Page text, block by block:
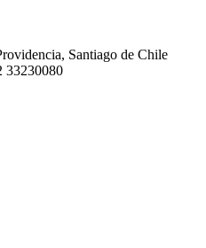
Santiago de Chile
33230080